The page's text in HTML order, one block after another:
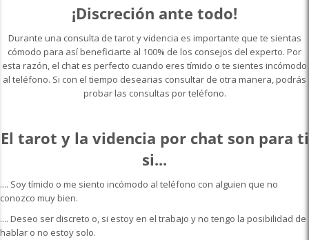
¡Discreción ante todo!
Durante una consulta de tarot y videncia es importante que te sientas
cómodo para así beneficiarte al 100% de los consejos del experto. Por
esta razón, el chat es perfecto cuando eres tímido o te sientes incómodo
al teléfono. Si con el tiempo desearias consultar de otra manera, podrás
probar las consultas por teléfono.
El tarot y la videncia por chat son para ti
si...
.... Soy tímido o me siento incómodo al teléfono con alguien que no
conozco muy bien.
.... Deseo ser discreto o, si estoy en el trabajo y no tengo la posibilidad de
hablar o no estoy solo.